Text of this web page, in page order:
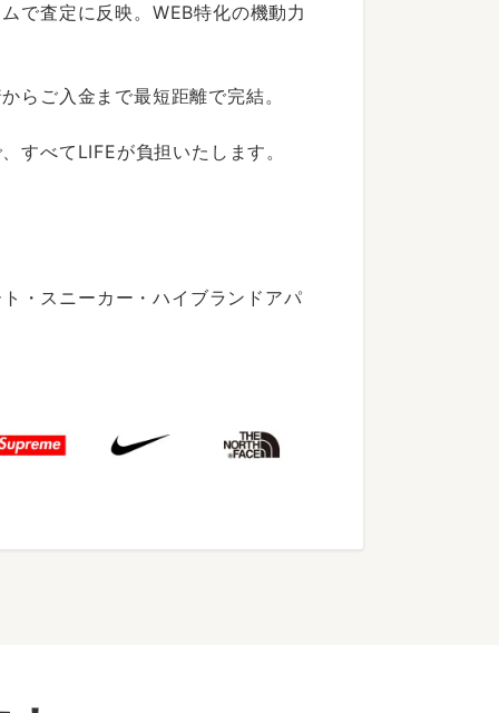
で査定に反映。WEB特化の機動力
らご入金まで最短距離で完結。
すべてLIFEが負担いたします。
・スニーカー・ハイブランドアパ